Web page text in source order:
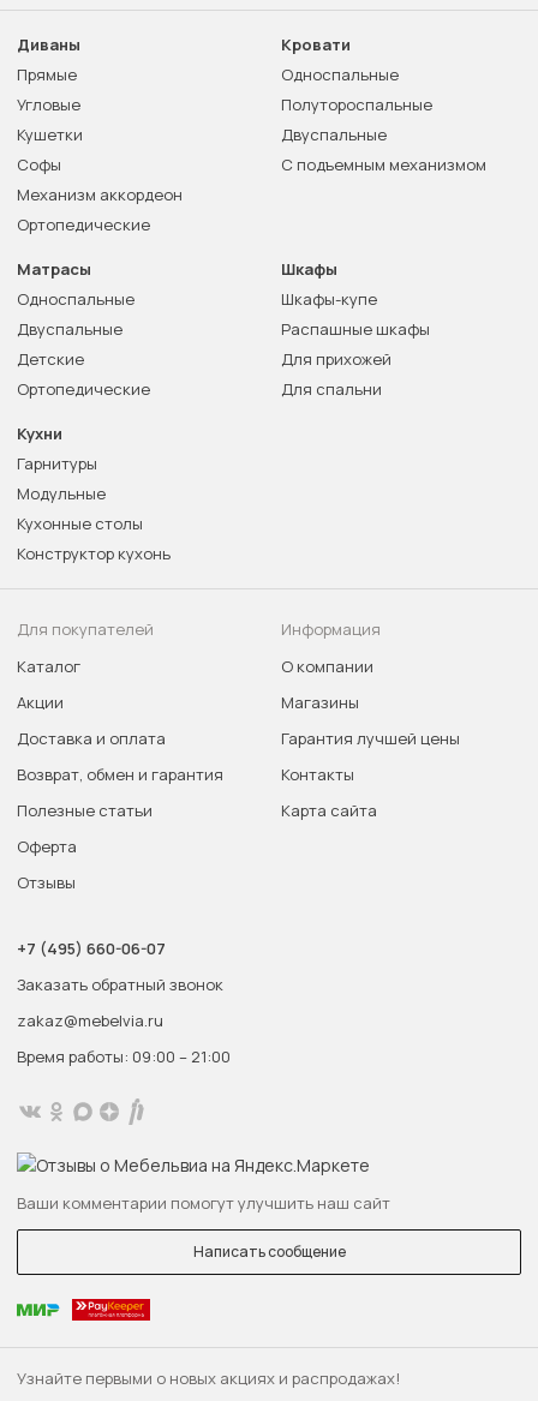
Узнайте первыми о новых акциях и распродажах!
Диваны
Прямые
Угловые
Кушетки
Софы
Механизм аккордеон
Ортопедические
Кровати
Односпальные
Полутороспальные
Двуспальные
С подъемным механизмом
Матрасы
Односпальные
Двуспальные
Детские
Ортопедические
Шкафы
Шкафы-купе
Распашные шкафы
Для прихожей
Для спальни
Кухни
Гарнитуры
Модульные
Кухонные столы
Конструктор кухонь
Для покупателей
Каталог
Акции
Доставка и оплата
Возврат, обмен и гарантия
Полезные статьи
Оферта
Отзывы
Информация
О компании
Магазины
Гарантия лучшей цены
Контакты
Карта сайта
+7 (495) 660-06-07
Заказать обратный звонок
zakaz@mebelvia.ru
Время работы: 09:00 – 21:00
Ваши комментарии помогут улучшить наш сайт
Написать сообщение